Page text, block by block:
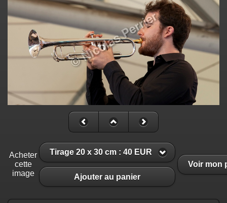
Acheter
cette
image
Tirage 20 x 30 cm : 40 EUR
Ajouter au panier
Voir mon